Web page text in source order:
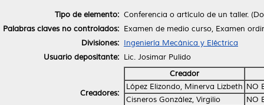
Tipo de elemento: Conferencia o artículo de un taller.
Palabras claves no controlados: Examen de medio curso, Examen
Divisiones: Ingeniería Mecánica y Eléctrica
Usuario depositante: Lic. Josimar Pulido
Creadores:
Creador
López Elizondo, Minerva Lizbeth NO
Cisneros González, Virgilio
NO